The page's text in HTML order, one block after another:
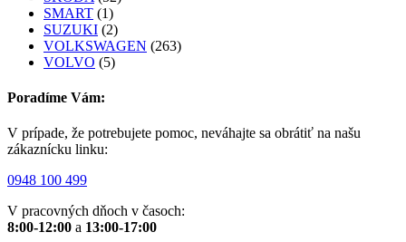
SMART (1)
SUZUKI (2)
VOLKSWAGEN (263)
VOLVO (5)
Poradíme Vám:
V prípade, že potrebujete pomoc, neváhajte sa obrátiť na našu
zákaznícku linku:
0948 100 499
V pracovných dňoch v časoch:
8:00-12:00 a 13:00-17:00